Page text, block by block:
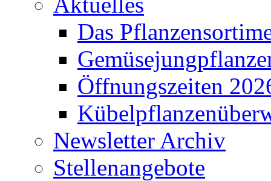
Das
Öffnungszeiten
Newsletter Archiv
Stellenangebote